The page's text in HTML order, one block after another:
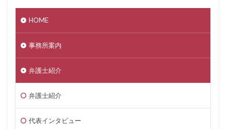
HOME
事務所案内
弁護士紹介
弁護士紹介
代表インタビュー